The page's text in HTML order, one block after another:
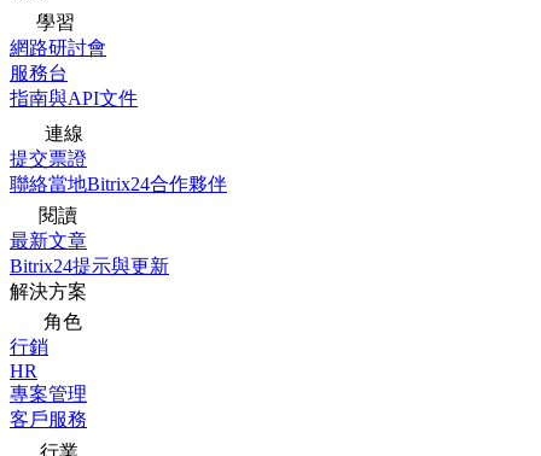
學習
網路研討會
服務台
指南與API文件
連線
提交票證
聯絡當地Bitrix24合作夥伴
閱讀
最新文章
Bitrix24提示與更新
解決方案
角色
行銷
HR
專案管理
客戶服務
行業